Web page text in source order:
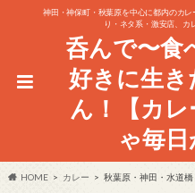
神田・神保町・秋葉原を中心に都内のカ
り・ネタ系・激安店、カ
呑んで〜
好きに生
ん！【カ
ゃ毎日
HOME カレー 秋葉原・神田・水道橋